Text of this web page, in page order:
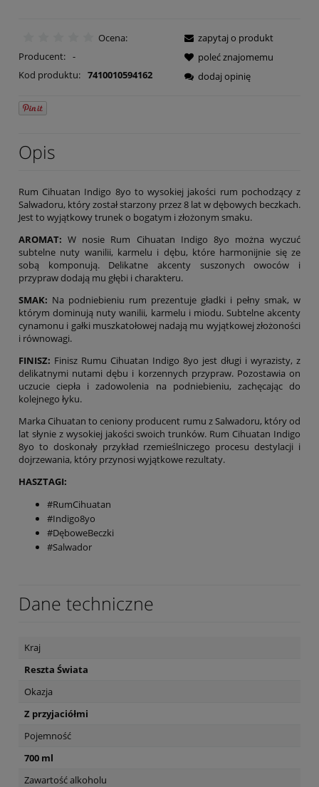
Ocena:
Producent: -
Kod produktu: 7410010594162
zapytaj o produkt
poleć znajomemu
dodaj opinię
Opis
Rum Cihuatan Indigo 8yo to wysokiej jakości rum pochodzący z
Salwadoru, który został starzony przez 8 lat w dębowych beczkach.
Jest to wyjątkowy trunek o bogatym i złożonym smaku.
AROMAT: W nosie Rum Cihuatan Indigo 8yo można wyczuć
subtelne nuty wanilii, karmelu i dębu, które harmonijnie się ze
sobą komponują. Delikatne akcenty suszonych owoców i
przypraw dodają mu głębi i charakteru.
SMAK: Na podniebieniu rum prezentuje gładki i pełny smak, w
którym dominują nuty wanilii, karmelu i miodu. Subtelne akcenty
cynamonu i gałki muszkatołowej nadają mu wyjątkowej złożoności
i równowagi.
FINISZ: Finisz Rumu Cihuatan Indigo 8yo jest długi i wyrazisty, z
delikatnymi nutami dębu i korzennych przypraw. Pozostawia on
uczucie ciepła i zadowolenia na podniebieniu, zachęcając do
kolejnego łyku.
Marka Cihuatan to ceniony producent rumu z Salwadoru, który od
lat słynie z wysokiej jakości swoich trunków. Rum Cihuatan Indigo
8yo to doskonały przykład rzemieślniczego procesu destylacji i
dojrzewania, który przynosi wyjątkowe rezultaty.
HASZTAGI:
#RumCihuatan
#Indigo8yo
#DęboweBeczki
#Salwador
Dane techniczne
Kraj
Reszta Świata
Okazja
Z przyjaciółmi
Pojemność
700 ml
Zawartość alkoholu